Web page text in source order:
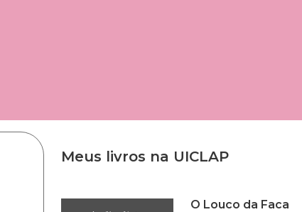
Meus livros na UICLAP
O Louco da Faca